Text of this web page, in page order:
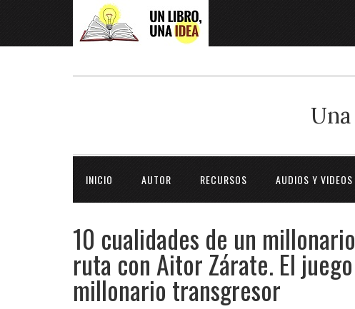
INICIO AUTOR RECURSOS AUDIOS Y VIDEOS
10 cualidades de un
ruta con Aitor Zárate. El
millonario transgresor